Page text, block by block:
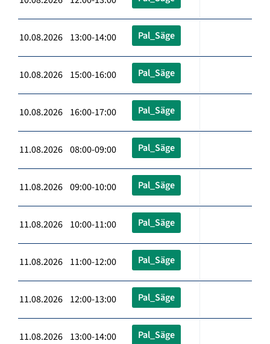
10.08.2026 13:00-14:00 Pal_Säge
10.08.2026 15:00-16:00 Pal_Säge
10.08.2026 16:00-17:00 Pal_Säge
11.08.2026 08:00-09:00 Pal_Säge
11.08.2026 09:00-10:00 Pal_Säge
11.08.2026 10:00-11:00 Pal_Säge
11.08.2026 11:00-12:00 Pal_Säge
11.08.2026 12:00-13:00 Pal_Säge
11.08.2026 13:00-14:00 Pal_Säge